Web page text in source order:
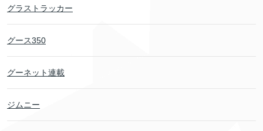
グラストラッカー
グース350
グーネット連載
ジムニー